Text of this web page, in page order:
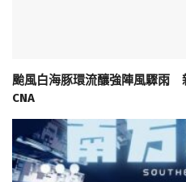
颱風白海豚環流釀強陣風驟雨
CNA